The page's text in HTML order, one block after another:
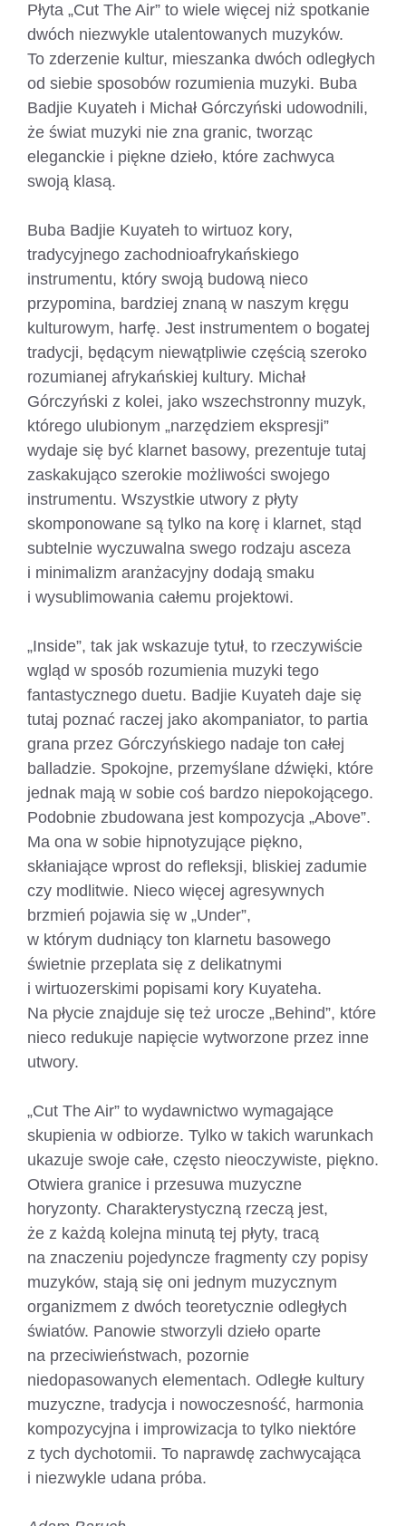
Płyta „Cut The Air” to wiele więcej niż spotkanie
dwóch niezwykle utalentowanych muzyków.
To zderzenie kultur, mieszanka dwóch odległych
od siebie sposobów rozumienia muzyki. Buba
Badjie Kuyateh i Michał Górczyński udowodnili,
że świat muzyki nie zna granic, tworząc
eleganckie i piękne dzieło, które zachwyca
swoją klasą.
Buba Badjie Kuyateh to wirtuoz kory,
tradycyjnego zachodnioafrykańskiego
instrumentu, który swoją budową nieco
przypomina, bardziej znaną w naszym kręgu
kulturowym, harfę. Jest instrumentem o bogatej
tradycji, będącym niewątpliwie częścią szeroko
rozumianej afrykańskiej kultury. Michał
Górczyński z kolei, jako wszechstronny muzyk,
którego ulubionym „narzędziem ekspresji”
wydaje się być klarnet basowy, prezentuje tutaj
zaskakująco szerokie możliwości swojego
instrumentu. Wszystkie utwory z płyty
skomponowane są tylko na korę i klarnet, stąd
subtelnie wyczuwalna swego rodzaju asceza
i minimalizm aranżacyjny dodają smaku
i wysublimowania całemu projektowi.
„Inside”, tak jak wskazuje tytuł, to rzeczywiście
wgląd w sposób rozumienia muzyki tego
fantastycznego duetu. Badjie Kuyateh daje się
tutaj poznać raczej jako akompaniator, to partia
grana przez Górczyńskiego nadaje ton całej
balladzie. Spokojne, przemyślane dźwięki, które
jednak mają w sobie coś bardzo niepokojącego.
Podobnie zbudowana jest kompozycja „Above”.
Ma ona w sobie hipnotyzujące piękno,
skłaniające wprost do refleksji, bliskiej zadumie
czy modlitwie. Nieco więcej agresywnych
brzmień pojawia się w „Under”,
w którym dudniący ton klarnetu basowego
świetnie przeplata się z delikatnymi
i wirtuozerskimi popisami kory Kuyateha.
Na płycie znajduje się też urocze „Behind”, które
nieco redukuje napięcie wytworzone przez inne
utwory.
„Cut The Air” to wydawnictwo wymagające
skupienia w odbiorze. Tylko w takich warunkach
ukazuje swoje całe, często nieoczywiste, piękno.
Otwiera granice i przesuwa muzyczne
horyzonty. Charakterystyczną rzeczą jest,
że z każdą kolejna minutą tej płyty, tracą
na znaczeniu pojedyncze fragmenty czy popisy
muzyków, stają się oni jednym muzycznym
organizmem z dwóch teoretycznie odległych
światów. Panowie stworzyli dzieło oparte
na przeciwieństwach, pozornie
niedopasowanych elementach. Odległe kultury
muzyczne, tradycja i nowoczesność, harmonia
kompozycyjna i improwizacja to tylko niektóre
z tych dychotomii. To naprawdę zachwycająca
i niezwykle udana próba.